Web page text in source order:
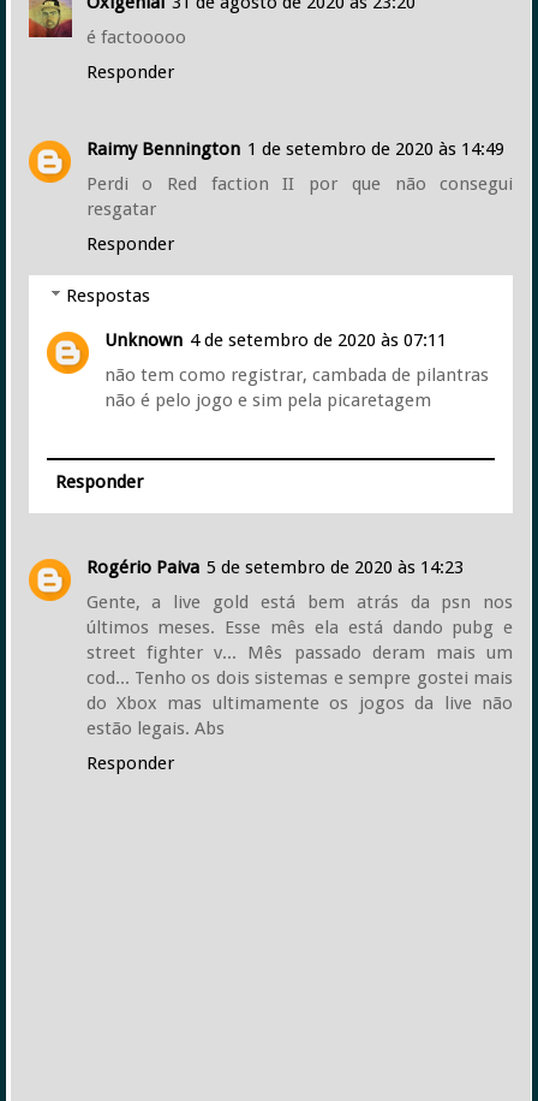
é factooooo
Responder
Raimy Bennington 1 de setembro de 2020 às 14:49
Perdi o Red faction II por que não consegui
resgatar
Responder
Respostas
Unknown 4 de setembro de 2020 às 07:11
não tem como registrar, cambada de pilantras
não é pelo jogo e sim pela picaretagem
Responder
Rogério Paiva 5 de setembro de 2020 às 14:23
Gente, a live gold está bem atrás da psn nos
últimos meses. Esse mês ela está dando pubg e
street fighter v... Mês passado deram mais um
cod... Tenho os dois sistemas e sempre gostei mais
do Xbox mas ultimamente os jogos da live não
estão legais. Abs
Responder